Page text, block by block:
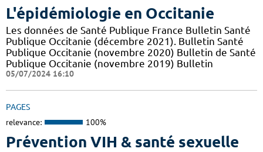
L'épidémiologie en Occitanie
Les données de Santé Publique France Bulletin Santé
Publique Occitanie (décembre 2021). Bulletin Santé
Publique Occitanie (novembre 2020) Bulletin de Santé
Publique Occitanie (novembre 2019) Bulletin
05/07/2024 16:10
PAGES
relevance: 100%
Prévention VIH & santé sexuelle